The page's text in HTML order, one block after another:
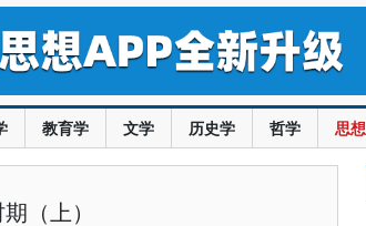
教育学 文学 历史学 哲学 思
（上）